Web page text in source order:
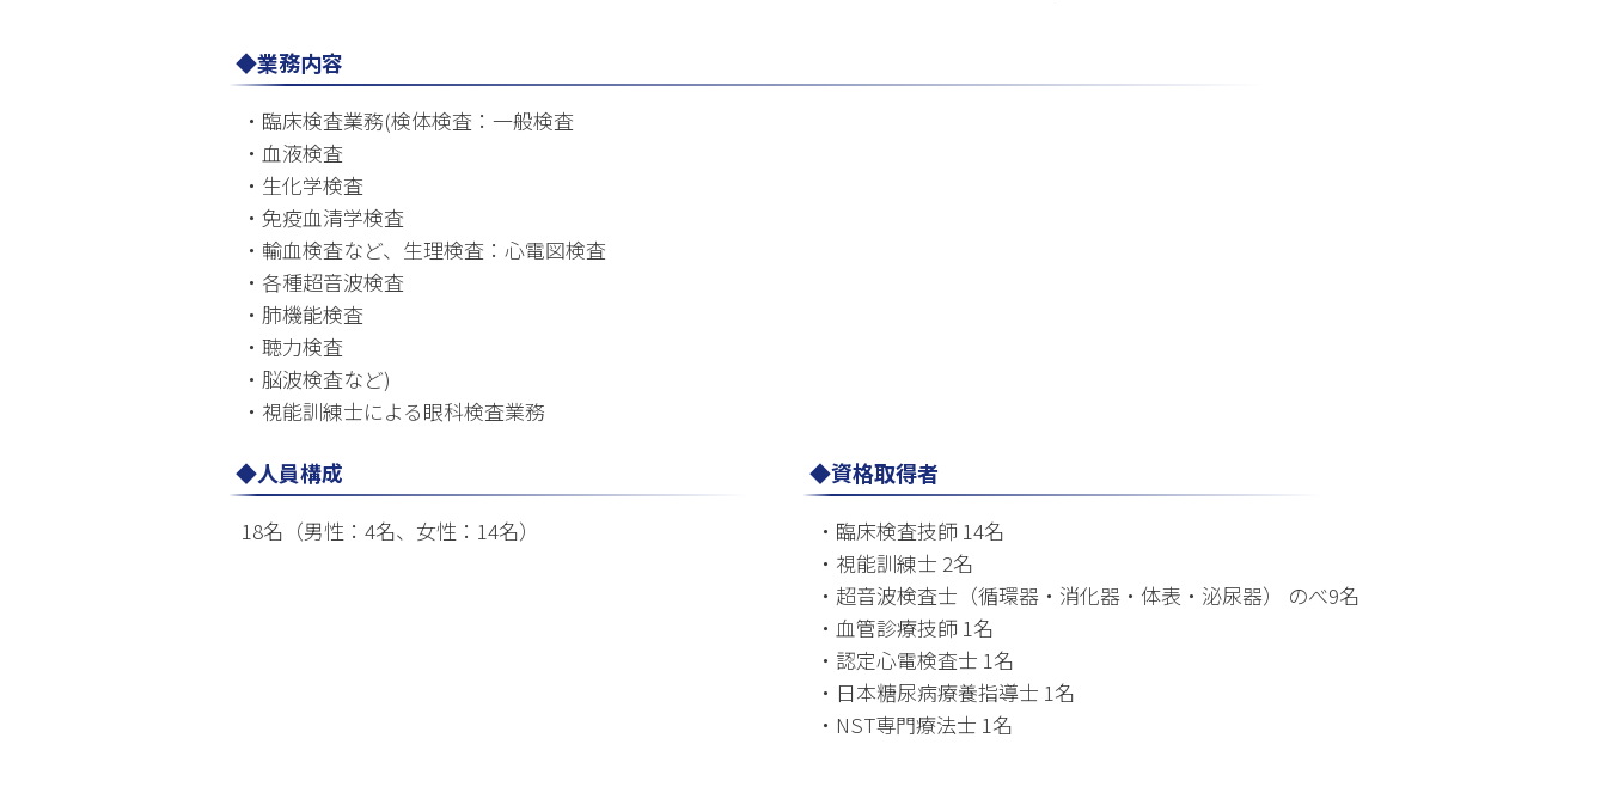
◆業務内容
・臨床検査業務(検体検査：一般検査
・血液検査
・生化学検査
・免疫血清学検査
・輸血検査など、生理検査：心電図検査
・各種超音波検査
・肺機能検査
・聴力検査
・脳波検査など)
・視能訓練士による眼科検査業務
◆人員構成
18名（男性：4名、女性：14名）
◆資格取得者
・臨床検査技師 14名
・視能訓練士 2名
・超音波検査士（循環器・消化器・体表・泌尿器） のべ9名
・血管診療技師 1名
・認定心電検査士 1名
・日本糖尿病療養指導士 1名
・NST専門療法士 1名